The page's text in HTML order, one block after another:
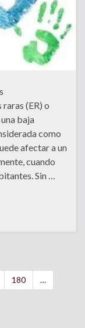
(ER) o
baja
como
afectar a un
cuando
Sin …
180
…